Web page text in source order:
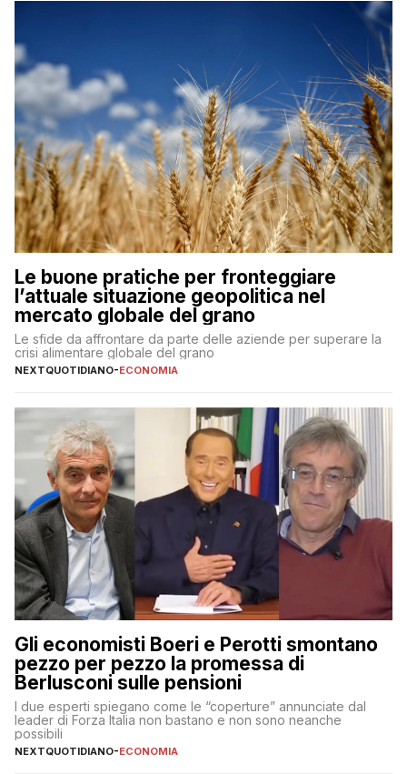
Le buone pratiche per fronteggiare
l’attuale situazione geopolitica nel
mercato globale del grano
Le sfide da affrontare da parte delle aziende per superare la
crisi alimentare globale del grano
NEXTQUOTIDIANO-ECONOMIA
Gli economisti Boeri e Perotti smontano
pezzo per pezzo la promessa di
Berlusconi sulle pensioni
I due esperti spiegano come le “coperture” annunciate dal
leader di Forza Italia non bastano e non sono neanche
possibili
NEXTQUOTIDIANO-ECONOMIA